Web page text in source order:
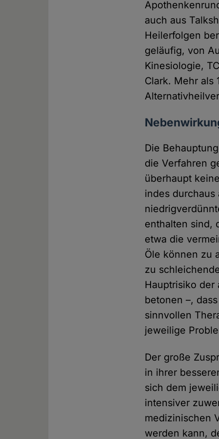
auch aus
Heilerfolgen
geläufig, von
Kinesiologie,
Clark. Mehr als
Die
die Verfahren
überhaupt
indes
enthalten sind,
etwa die
Öle können zu
zu
Hauptrisiko der
betonen –,
sinnvollen
jeweilige
Der große
in ihrer
sich dem
intensiver
medizinischen
werden kann,